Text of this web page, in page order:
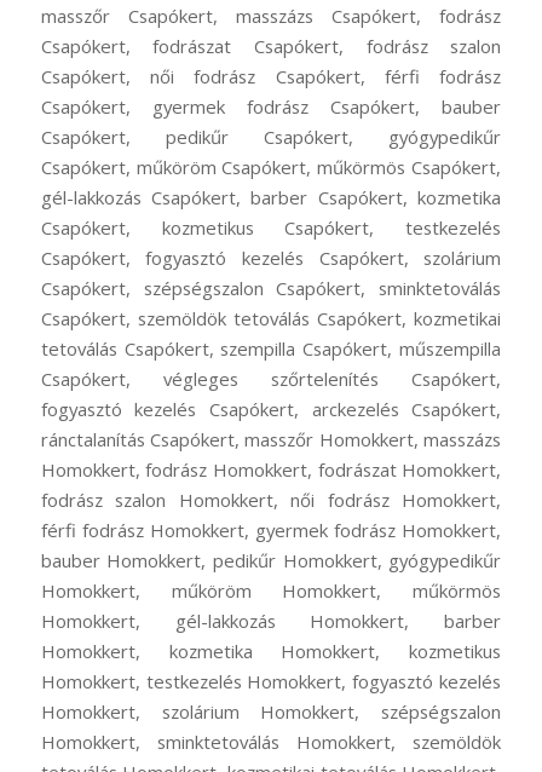
masszőr Csapókert, masszázs Csapókert, fodrász
Csapókert, fodrászat Csapókert, fodrász szalon
Csapókert, női fodrász Csapókert, férfi fodrász
Csapókert, gyermek fodrász Csapókert, bauber
Csapókert, pedikűr Csapókert, gyógypedikűr
Csapókert, műköröm Csapókert, műkörmös Csapókert,
gél-lakkozás Csapókert, barber Csapókert, kozmetika
Csapókert, kozmetikus Csapókert, testkezelés
Csapókert, fogyasztó kezelés Csapókert, szolárium
Csapókert, szépségszalon Csapókert, sminktetoválás
Csapókert, szemöldök tetoválás Csapókert, kozmetikai
tetoválás Csapókert, szempilla Csapókert, műszempilla
Csapókert, végleges szőrtelenítés Csapókert,
fogyasztó kezelés Csapókert, arckezelés Csapókert,
ránctalanítás Csapókert, masszőr Homokkert, masszázs
Homokkert, fodrász Homokkert, fodrászat Homokkert,
fodrász szalon Homokkert, női fodrász Homokkert,
férfi fodrász Homokkert, gyermek fodrász Homokkert,
bauber Homokkert, pedikűr Homokkert, gyógypedikűr
Homokkert, műköröm Homokkert, műkörmös
Homokkert, gél-lakkozás Homokkert, barber
Homokkert, kozmetika Homokkert, kozmetikus
Homokkert, testkezelés Homokkert, fogyasztó kezelés
Homokkert, szolárium Homokkert, szépségszalon
Homokkert, sminktetoválás Homokkert, szemöldök